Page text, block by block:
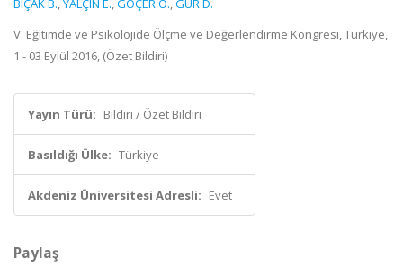
BIÇAK B.,YALÇIN E.,GÖÇER Ö.,GÜR D.
V. Eğitimde ve Psikolojide Ölçme ve Değerlendirme Kongresi, Türkiye,
1 - 03 Eylül 2016, (Özet Bildiri)
Yayın Türü: Bildiri / Özet Bildiri
Basıldığı Ülke: Türkiye
Akdeniz Üniversitesi Adresli: Evet
Paylaş